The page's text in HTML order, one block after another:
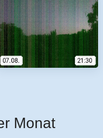
Monat